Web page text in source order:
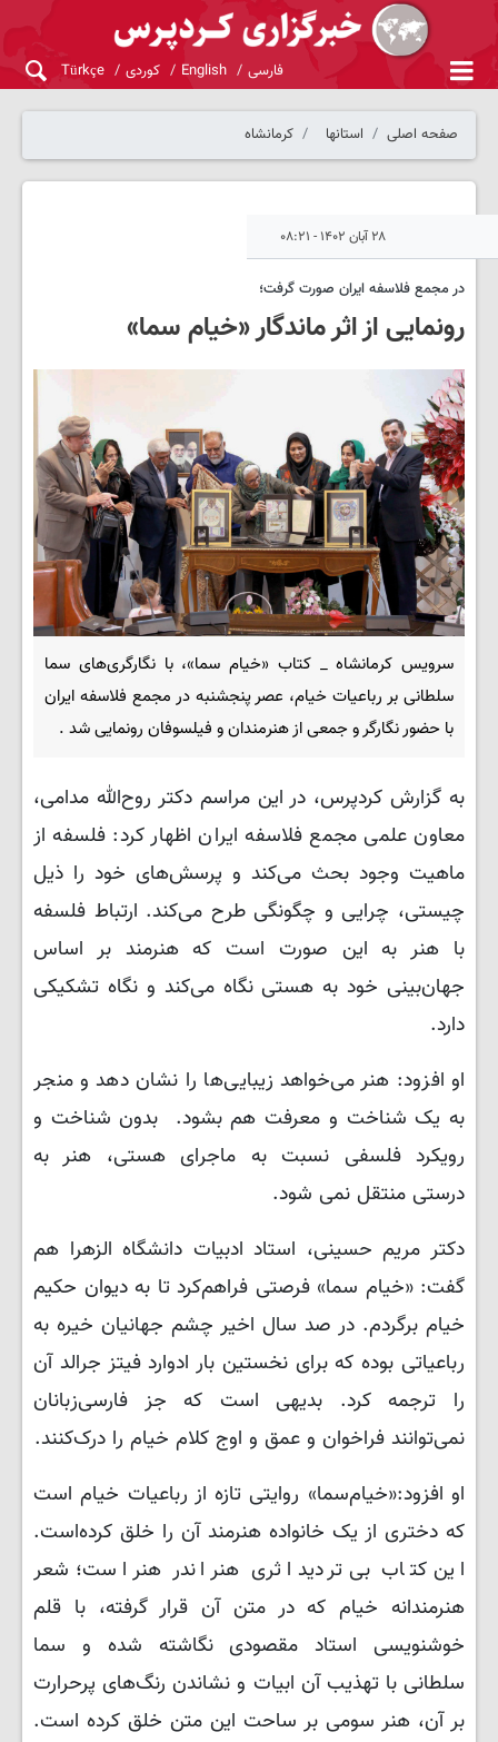
فارسی English کوردی Türkçe
صفحه اصلی استانها کرمانشاه
۲۸ آبان ۱۴۰۲ - ۰۸:۲۱
در مجمع فلاسفه ایران صورت گرفت؛
رونمایی از اثر ماندگار «خیام سما»
سرویس کرمانشاه _ کتاب «خیام سما»، با نگارگری‌های سما
سلطانی بر رباعیات خیام، عصر پنجشنبه در مجمع فلاسفه ایران
با حضور نگارگر و جمعی از هنرمندان و فیلسوفان رونمایی شد .
به گزارش کردپرس، در این مراسم دکتر روح‌الله مدامی،
معاون علمی مجمع فلاسفه ایران اظهار کرد: فلسفه از
ماهیت وجود بحث می‌کند و پرسش‌های خود را ذیل
چیستی، چرایی و چگونگی طرح می‌کند. ارتباط فلسفه
با هنر به این صورت است که هنرمند بر اساس
جهان‌بینی خود به هستی نگاه می‌کند و نگاه تشکیکی
دارد.
او افزود: هنر می‌خواهد زیبایی‌ها را نشان دهد و منجر
به یک شناخت و معرفت هم بشود. بدون شناخت و
رویکرد فلسفی نسبت به ماجرای هستی، هنر به
درستی منتقل نمی شود.
دکتر مریم حسینی، استاد ادبیات دانشگاه الزهرا هم
گفت: «خیام ‌سما» فرصتی فراهم‌کرد تا به دیوان‌ حکیم
خیام ‌برگردم. در صد سال اخیر چشم جهانیان خیره به
رباعیاتی بوده که برای نخستین ‌بار ادوارد فیتز جرالد آن
را ترجمه کرد. بدیهی است که ‌جز فارسی‌زبانان
‌نمی‌توانند فراخوان و عمق و اوج کلام خیام را درک‌کنند.
او افزود:«خیام‌سما» روایتی تازه از رباعیات خیام است
که دختری از یک ‌خانواده هنرمند آن را خلق کرده‌است.
این‌ کتاب‌ بی ‌تردید اثری هنر اندر هنر است؛ شعر
هنرمندانه خیام که در متن آن قرار گرفته، با قلم
خوشنویسی استاد مقصودی نگاشته شده و سما
سلطانی با تهذیب آن ابیات و نشاندن رنگ‌های پرحرارت
بر آن، هنر سومی بر ساحت این متن خلق کرده است.